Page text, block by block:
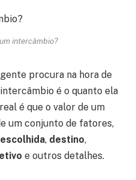
intercâmbio?
procura na hora de
é o quanto ela
é que o valor de um
um conjunto de fatores,
, destino,
e outros detalhes.